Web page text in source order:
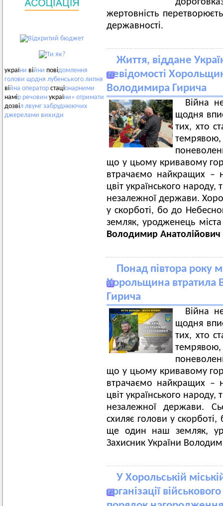
україни війни повідомлення
голови щодня лубенського липня
війна оператор стаціонарними
намір речовин україни» отримати
дозвіл лвумг забруднюючих
джерелами викиди
жертовність
державності.
Життя, віддане
невідомості
Володимира Гирича
Війна
щодня
тих, хто
що у цьому кривавому
втрачаємо найкращих –
цвіт українського
незалежної держави.
у скорботі, бо до
земляк, уродженець
Володимир Анатолійович
Понад півтора року
Хорольщина втратила
Гирича
Війна
щодня
тих, хто
що у цьому кривавому
втрачаємо найкращих –
цвіт українського
незалежної держави.
схиляє голови у
ще один наш земляк,
Захисник України
У Хорольській
організації